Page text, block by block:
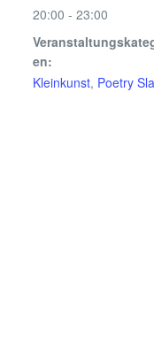
20:00 - 23:00
en:
Kleinkunst, Poetry